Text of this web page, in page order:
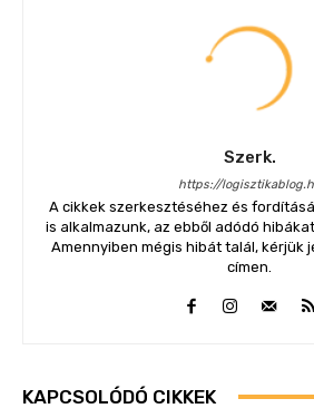
Szerk.
https://
A cikkek szerkesztéséhez és
is alkalmazunk, az ebből adódó
Amennyiben mégis hibát talál, kérjük
címen.
KAPCSOLÓDÓ CIKKEK